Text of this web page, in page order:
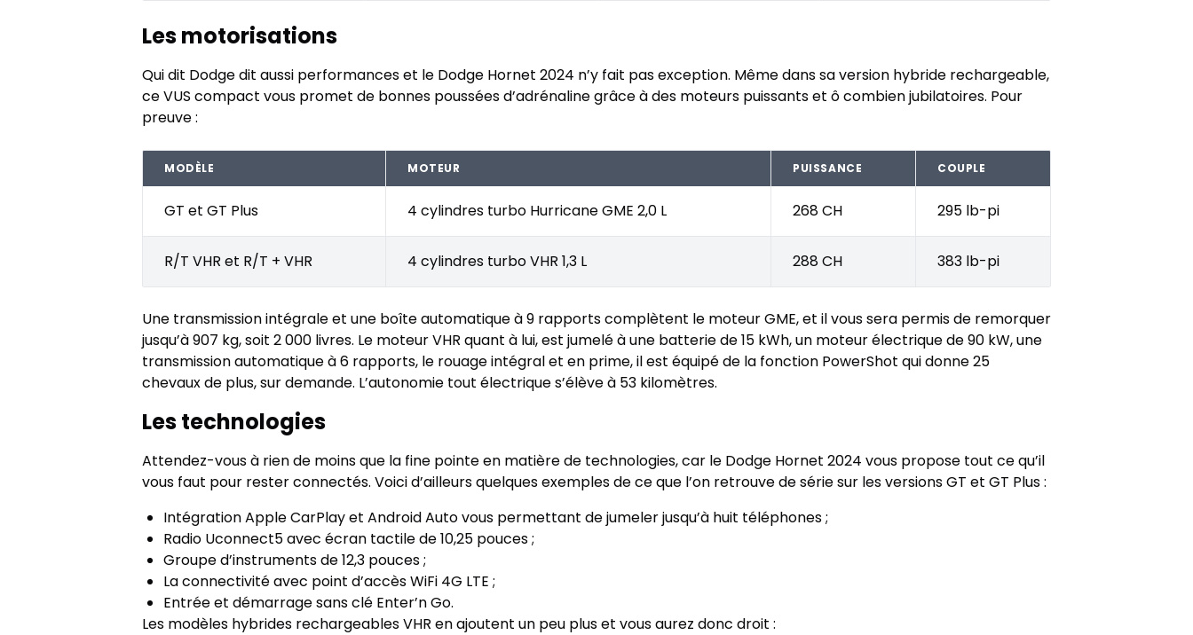
Les motorisations
Qui dit Dodge dit aussi performances et le Dodge Hornet 2024 n’y fait pas exception. Même dans sa version hybride rechargeable,
ce VUS compact vous promet de bonnes poussées d’adrénaline grâce à des moteurs puissants et ô combien jubilatoires. Pour
preuve :
MODÈLE MOTEUR PUISSANCE COUPLE
GT et GT Plus 4 cylindres turbo Hurricane GME 2,0 L 268 CH 295 lb-pi
R/T VHR et R/T + VHR 4 cylindres turbo VHR 1,3 L 288 CH 383 lb-pi
Une transmission intégrale et une boîte automatique à 9 rapports complètent le moteur GME, et il vous sera permis de remorquer
jusqu’à 907 kg, soit 2 000 livres. Le moteur VHR quant à lui, est jumelé à une batterie de 15 kWh, un moteur électrique de 90 kW, une
transmission automatique à 6 rapports, le rouage intégral et en prime, il est équipé de la fonction PowerShot qui donne 25
chevaux de plus, sur demande. L’autonomie tout électrique s’élève à 53 kilomètres.
Les technologies
Attendez-vous à rien de moins que la fine pointe en matière de technologies, car le Dodge Hornet 2024 vous propose tout ce qu’il
vous faut pour rester connectés. Voici d’ailleurs quelques exemples de ce que l’on retrouve de série sur les versions GT et GT Plus :
Intégration Apple CarPlay et Android Auto vous permettant de jumeler jusqu’à huit téléphones ;
Radio Uconnect5 avec écran tactile de 10,25 pouces ;
Groupe d’instruments de 12,3 pouces ;
La connectivité avec point d’accès WiFi 4G LTE ;
Entrée et démarrage sans clé Enter’n Go.
Les modèles hybrides rechargeables VHR en ajoutent un peu plus et vous aurez donc droit :